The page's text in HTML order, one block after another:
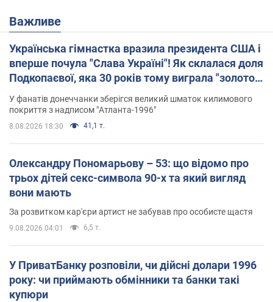
Важливе
Українська гімнастка вразила президента США і
вперше почула "Слава Україні"! Як склалася доля
Подкопаєвої, яка 30 років тому виграла "золото"
Олімпіади
У фанатів донеччанки зберігся великий шматок килимового
покриття з надписом "Атланта-1996"
8.08.2026 18:30 41,1 т.
Олександру Пономарьову – 53: що відомо про
трьох дітей секс-символа 90-х та який вигляд
вони мають
За розвитком кар'єри артист не забував про особисте щастя
9.08.2026 04:01 6,5 т.
У ПриватБанку розповіли, чи дійсні долари 1996
року: чи приймають обмінники та банки такі
купюри